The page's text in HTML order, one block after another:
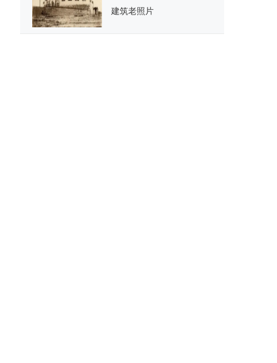
建筑老照片